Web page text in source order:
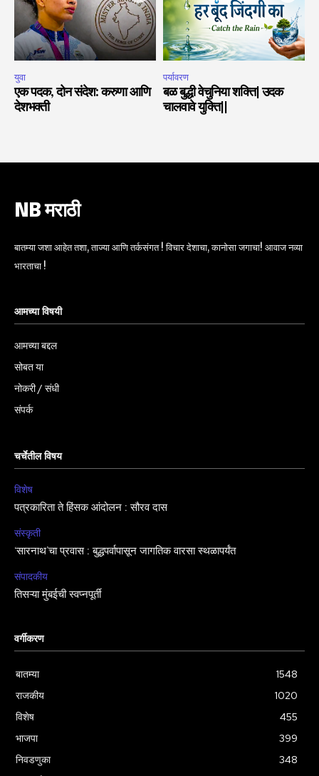
युवा
एक पदक, दोन संदेश: करुणा आणि
देशभक्ती
पर्यावरण
बळ बुद्धी वेचुनिया शक्ति| उदक
चालवावे युक्ति||
NB मराठी
बातम्या जशा आहेत तशा, ताज्या आणि तर्कसंगत ! विचार देशाचा, कानोसा जगाचा! आवाज नव्या
भारताचा !
आमच्या विषयी
आमच्या बद्दल
सोबत या
नोकरी / संधी
संपर्क
चर्चेतील विषय
विशेष
पत्रकारिता ते हिंसक आंदोलन : सौरव दास
संस्कृती
‘सारनाथ’चा प्रवास : बुद्धपर्वापासून जागतिक वारसा स्थळापर्यंत
संपादकीय
तिसऱ्या मुंबईची स्वप्नपूर्ती
वर्गीकरण
बातम्या
1548
राजकीय
1020
विशेष
455
भाजपा
399
निवडणुका
348